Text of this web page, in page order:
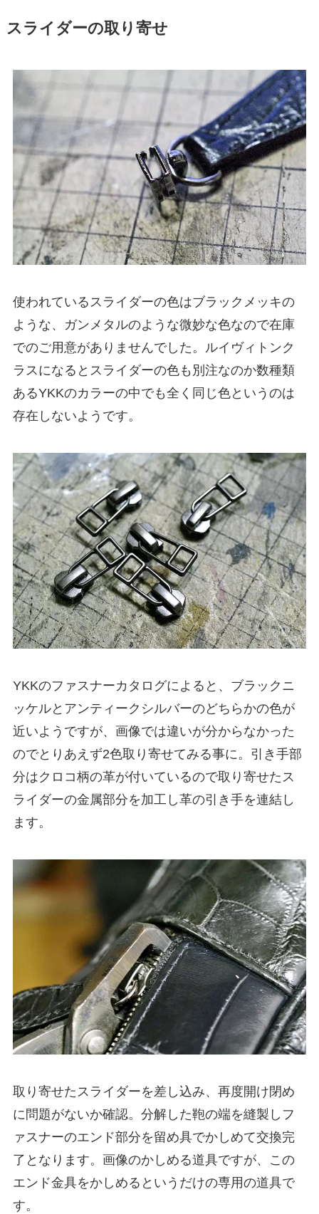
スライダーの取り寄せ
使われているスライダーの色はブラックメッキの
ような、ガンメタルのような微妙な色なので在庫
でのご用意がありませんでした。ルイヴィトンク
ラスになるとスライダーの色も別注なのか数種類
あるYKKのカラーの中でも全く同じ色というのは
存在しないようです。
YKKのファスナーカタログによると、ブラックニ
ッケルとアンティークシルバーのどちらかの色が
近いようですが、画像では違いが分からなかった
のでとりあえず2色取り寄せてみる事に。引き手部
分はクロコ柄の革が付いているので取り寄せたス
ライダーの金属部分を加工し革の引き手を連結し
ます。
取り寄せたスライダーを差し込み、再度開け閉め
に問題がないか確認。分解した鞄の端を縫製しフ
ァスナーのエンド部分を留め具でかしめて交換完
了となります。画像のかしめる道具ですが、この
エンド金具をかしめるというだけの専用の道具で
す。